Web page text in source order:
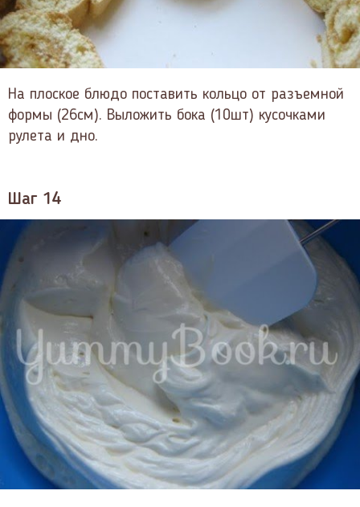
На плоское блюдо поставить кольцо от разъемной
формы (26см). Выложить бока (10шт) кусочками
рулета и дно.
Шаг 14